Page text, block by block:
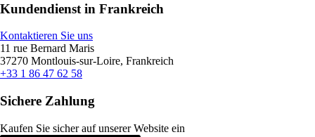
Kundendienst in Frankreich
Kontaktieren Sie uns
11 rue Bernard Maris
37270 Montlouis-sur-Loire, Frankreich
+33 1 86 47 62 58
Sichere Zahlung
Kaufen Sie sicher auf unserer Website ein